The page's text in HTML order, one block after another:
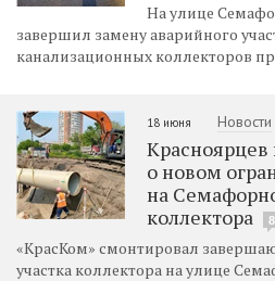
На улице
завершил замену аварийного
канализационных коллекторов
18 июня Новости
о новом
на
коллектора
8
«КрасКом» смонтировал
участка коллектора на улице